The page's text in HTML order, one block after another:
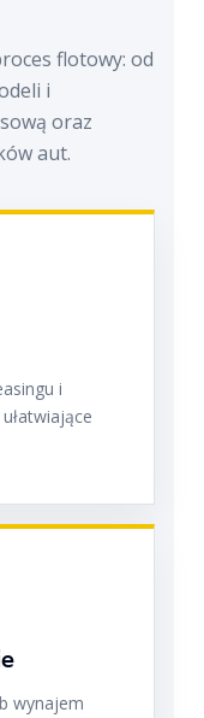
flotowy: od
i
oraz
aut.
i
wynajem